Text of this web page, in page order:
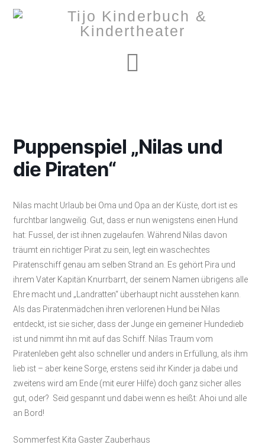
Puppenspiel „Nilas und
die Piraten“
Nilas macht Urlaub bei Oma und Opa an der Küste, dort ist es
furchtbar langweilig. Gut, dass er nun wenigstens einen Hund
hat: Fussel, der ist ihnen zugelaufen. Während Nilas davon
träumt ein richtiger Pirat zu sein, legt ein waschechtes
Piratenschiff genau am selben Strand an. Es gehört Pira und
ihrem Vater Kapitän Knurrbarrt, der seinem Namen übrigens alle
Ehre macht und „Landratten“ überhaupt nicht ausstehen kann.
Als das Piratenmädchen ihren verlorenen Hund bei Nilas
entdeckt, ist sie sicher, dass der Junge ein gemeiner Hundedieb
ist und nimmt ihn mit auf das Schiff. Nilas Traum vom
Piratenleben geht also schneller und anders in Erfüllung, als ihm
lieb ist – aber keine Sorge, erstens seid ihr Kinder ja dabei und
zweitens wird am Ende (mit eurer Hilfe) doch ganz sicher alles
gut, oder? Seid gespannt und dabei wenn es heißt: Ahoi und alle
an Bord!
Sommerfest Kita Gaster Zauberhaus